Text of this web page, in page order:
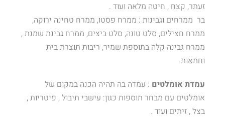
זעתר, קצח , חיטה מלאה ועוד .
בר ממרחים וגבינות : ממרח פסטו, ממרח טחינה ירוקה,
ממרח חצילים, סלט טונה, סלט ביצים, ממרח גבינת שמנת ,
ממרח גבינה קלה בתוספת שמיר, ריבות תוצרת בית
וחמאות.
עמדת אומלטים : עמדה בה תהיה הכנה במקום של
אומלטים עם מבחר תוספות כגון: עישבי תיבול , פיטריות ,
בצל , זיתים ועוד .